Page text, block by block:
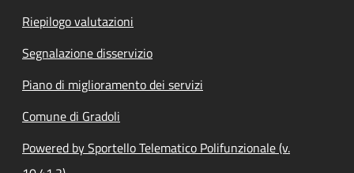
Riepilogo valutazioni
Segnalazione disservizio
Piano di miglioramento dei servizi
Comune di Gradoli
Powered by Sportello Telematico Polifunzionale (v.